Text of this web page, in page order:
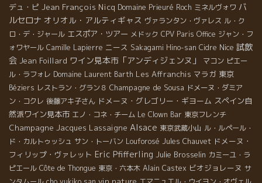
デュ・ピ Jean François Nicq Domaine Prieuré Roch ミネルヴォワ バ
ルセロナ オリオル・アルティギャス ヴァランタン・ヴァレス ル・ク
ロ・デ・ジャール エスポア・ツアー メドック CPV Paris Office ジャン・フ
ォワヤール Camille Lapierre ニース Sakagami Hino-san Cidre Nice 試飲
会 Jean Foillard ワイン見本市「アンディジェンヌ」 マコン ピエー
ル・ラフォレ Domaine Laurent Barth Les Affranchis マラガ 東京
Béziers レストラン・グラン８ Champagne de Sousa ドメーヌ・ダミア
ン・コクレ 後藤アキ子さん ドメーヌ・グレゴリー・ギヨーム スペイン自
然派ワイン見本市 エノ・コネ・チーム Le Clown Bar 東京フレンチ
Champagne Jacques Lassaigne Alsace 東京武蔵小山 ル・ルペール・
ド・カルトゥッシュ サン・トーバン Louforosé Jules Chauvet ドメーヌ・
フィリップ・ヴァレット Eric Pfifferling Julie Brosselin カミーユ・ラ
ピエール Côte de Thongue 東京・六本木 Alain Castex ビオジョレーヌ サ